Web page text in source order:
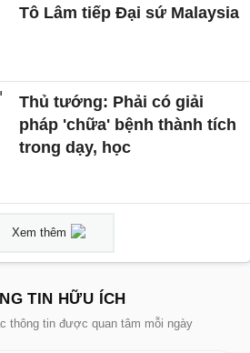
Tô Lâm tiếp Đại sứ Malaysia
Thủ tướng: Phải có giải
pháp 'chữa' bệnh thành tích
trong dạy, học
Xem thêm
TIN HỮU ÍCH
thông tin được quan tâm mỗi ngày